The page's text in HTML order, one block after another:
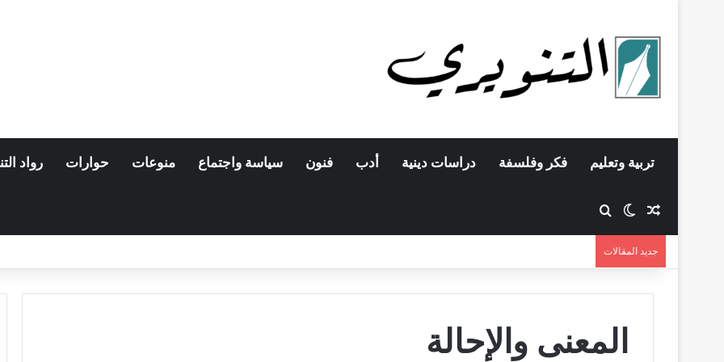
تربية وتعليم فكر وفلسفة دراسات دينية أدب فنون سياسة واجتماع منوعات حوارات رواد
مقال عشوائي
الوضع المظلم
جديد المقالات
المعنى والإحالة